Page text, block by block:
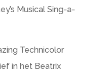
Musical Sing-a-
Technicolor
in het Beatrix